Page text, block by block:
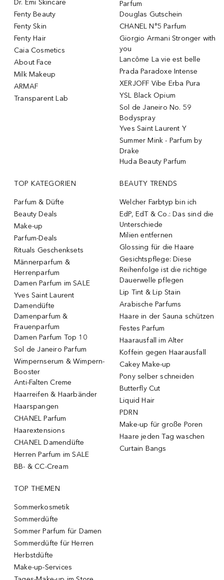
Dr. Emi Skincare
Fenty Beauty
Fenty Skin
Fenty Hair
Caia Cosmetics
About Face
Milk Makeup
ARMAF
Transparent Lab
Parfum
Douglas Gutschein
CHANEL N°5 Parfum
Giorgio Armani Stronger with
you
Lancôme La vie est belle
Prada Paradoxe Intense
XERJOFF Vibe Erba Pura
YSL Black Opium
Sol de Janeiro No. 59
Bodyspray
Yves Saint Laurent Y
Summer Mink - Parfum by
Drake
Huda Beauty Parfum
TOP KATEGORIEN
Parfum & Düfte
Beauty Deals
Make-up
Parfum-Deals
Rituals Geschenksets
Männerparfum &
Herrenparfum
Damen Parfum im SALE
Yves Saint Laurent
Damendüfte
Damenparfum &
Frauenparfum
Damen Parfum Top 10
Sol de Janeiro Parfum
Wimpernserum & Wimpern-
Booster
Anti-Falten Creme
Haarreifen & Haarbänder
Haarspangen
CHANEL Parfum
Haarextensions
CHANEL Damendüfte
Herren Parfum im SALE
BB- & CC-Cream
BEAUTY TRENDS
Welcher Farbtyp bin ich
EdP, EdT & Co.: Das sind die
Unterschiede
Milien entfernen
Glossing für die Haare
Gesichtspflege: Diese
Reihenfolge ist die richtige
Dauerwelle pflegen
Lip Tint & Lip Stain
Arabische Parfums
Haare in der Sauna schützen
Festes Parfum
Haarausfall im Alter
Koffein gegen Haarausfall
Cakey Make-up
Pony selber schneiden
Butterfly Cut
Liquid Hair
PDRN
Make-up für große Poren
Haare jeden Tag waschen
Curtain Bangs
TOP THEMEN
Sommerkosmetik
Sommerdüfte
Sommer Parfum für Damen
Sommerdüfte für Herren
Herbstdüfte
Make-up-Services